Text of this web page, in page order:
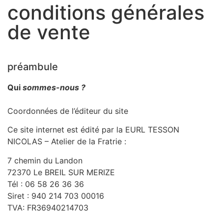
conditions générales
de vente
préambule
Qui sommes-nous ?
Coordonnées de l’éditeur du site
Ce site internet est édité par la EURL TESSON
NICOLAS – Atelier de la Fratrie :
7 chemin du Landon
72370 Le BREIL SUR MERIZE
Tél : 06 58 26 36 36
Siret : 940 214 703 00016
TVA: FR36940214703